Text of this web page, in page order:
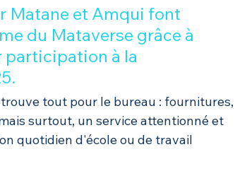
Matane et Amqui font
du Mataverse grâce à
participation à la
tout pour le bureau : fournitures,
surtout, un service attentionné et
quotidien d'école ou de travail